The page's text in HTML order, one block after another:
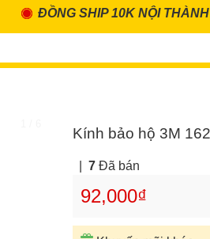
ĐỒNG SHIP 10K NỘI THÀNH
Kính bảo hộ 3M
7 Đã bán
92,000₫